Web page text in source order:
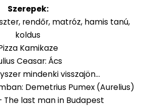
Szerepek:
rendőr, matróz, hamis tanú,
koldus
Kamikaze
Ceasar: Ács
mindenki visszajön...
Demetrius Pumex (Aurelius)
The last man in Budapest